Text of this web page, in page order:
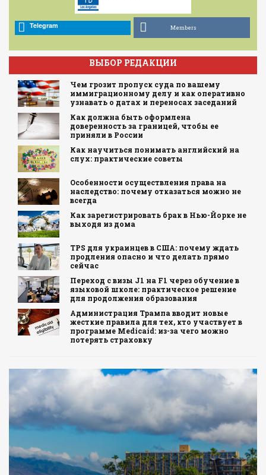
Telegram Members
ВЫБОР РЕДАКЦИИ
Чем грозит пропуск суда по вашему
иммиграционному делу и как оперативно
узнавать о датах и переносах заседаний
Как должна быть оформлена
доверенность за границей, чтобы ее
приняли в России
Как научиться понимать английский на
слух: практические советы
Особенности осуществления права на
наследство: почему отказаться можно не
всегда
Как зарегистрировать брак в Нью-Йорке не
выходя из дома
TPS для украинцев в США: почему ждать
продления опасно и что делать прямо
сейчас
Переход с визы J1 на F1 через обучение в
языковой школе: практическое решение
для продолжения образования
Администрация Трампа вводит новые
жесткие правила для тех, кто участвует в
программе Medicaid: из-за чего можно
потерять страховку